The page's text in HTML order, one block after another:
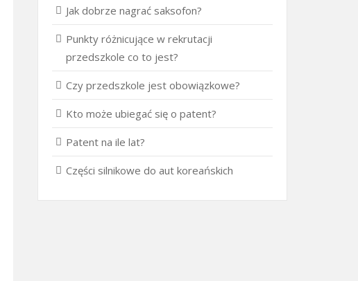
Jak dobrze nagrać saksofon?
Punkty różnicujące w rekrutacji
przedszkole co to jest?
Czy przedszkole jest obowiązkowe?
Kto może ubiegać się o patent?
Patent na ile lat?
Części silnikowe do aut koreańskich